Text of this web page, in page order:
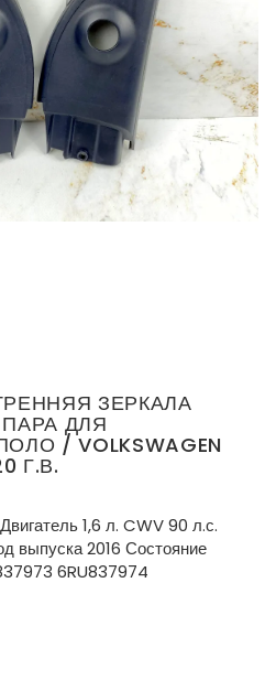
ЗЕРКАЛА
ДЛЯ
/ VOLKSWAGEN
Г.В.
1,6 л. CWV 90 л.с.
выпуска 2016 Состояние
6RU837974